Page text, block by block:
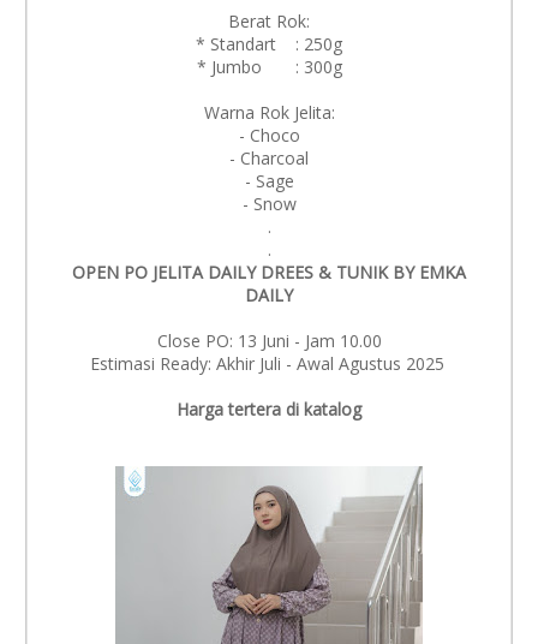
Berat Rok:
* Standart : 250g
* Jumbo : 300g
Warna Rok Jelita:
- Choco
- Charcoal
- Sage
- Snow
.
.
OPEN PO JELITA DAILY DREES & TUNIK BY EMKA
DAILY
Close PO: 13 Juni - Jam 10.00
Estimasi Ready: Akhir Juli - Awal Agustus 2025
Harga tertera di katalog